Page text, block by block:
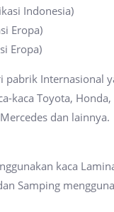
Indonesia)
Eropa)
Eropa)
pabrik Internasional
kaca Toyota,
dan lainnya.
kaca
Samping